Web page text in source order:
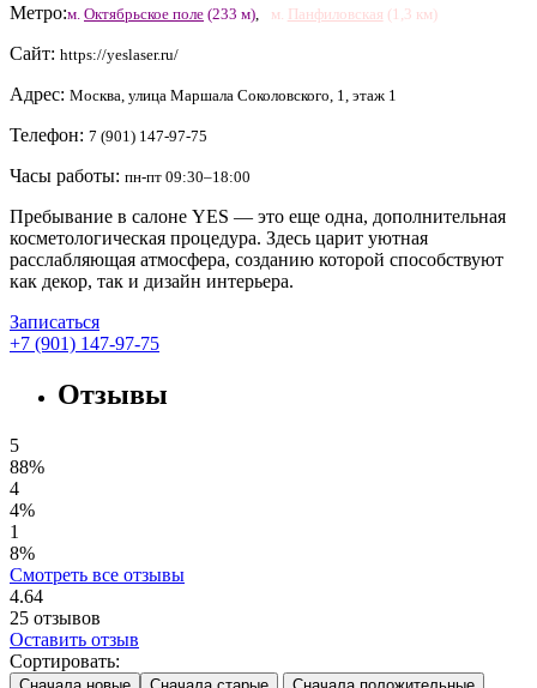
Метро:м. Октябрьское поле (233 м) м. Панфиловская (1,3 км)
Сайт: https://yeslaser.ru/
Адрес: Москва, улица Маршала Соколовского, 1, этаж 1
Телефон: 7 (901) 147-97-75
Часы работы: пн-пт 09:30–18:00
Пребывание в салоне YES — это еще одна, дополнительная
косметологическая процедура. Здесь царит уютная
расслабляющая атмосфера, созданию которой способствуют
как декор, так и дизайн интерьера.
Записаться
+7 (901) 147-97-75
Отзывы
5
88%
4
4%
1
8%
Смотреть все отзывы
4.64
25 отзывов
Оставить отзыв
Сортировать: